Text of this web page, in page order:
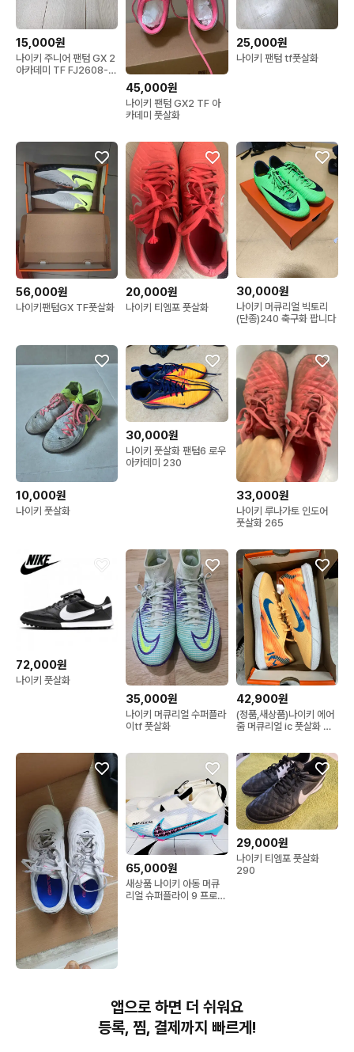
15,000원
나이키 주니어 팬텀 GX 2
아카데미 TF FJ2608-
45,000원
나이키 팬텀 GX2 TF 아
카데미 풋살화
25,000원
나이키 팬텀 tf풋살화
56,000원
나이키팬텀GX TF풋살화
20,000원
나이키 티엠포 풋살화
30,000원
나이키 머큐리얼 빅토리
(단종)240 축구화 팝니다
10,000원
나이키 풋살화
30,000원
나이키 풋살화 팬텀6 로우
아카데미 230
33,000원
나이키 루나가토 인도어
풋살화 265
72,000원
나이키 풋살화
35,000원
나이키 머큐리얼 수퍼플라
이tf 풋살화
42,900원
(정품,새상품)나이키 에어
줌 머큐리얼 ic 풋살화 오
나이키 리액트가토 풋살화
65,000원
새상품 나이키 아동 머큐
리얼 슈퍼플라이 9 프로
29,000원
나이키 티엠포 풋살화
290
앱으로 하면 더 쉬워요
등록, 찜, 결제까지 빠르게!